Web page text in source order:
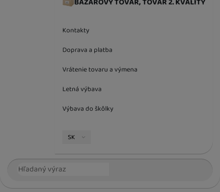
Kontakty
Doprava a platba
Vrátenie tovaru a výmena
Letná výbava
Výbava do škôlky
Jazyková verzia
SK
Vyhľadávanie